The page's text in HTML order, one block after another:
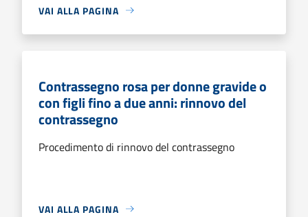
VAI ALLA PAGINA
Contrassegno rosa per donne gravide o
con figli fino a due anni: rinnovo del
contrassegno
Procedimento di rinnovo del contrassegno
VAI ALLA PAGINA